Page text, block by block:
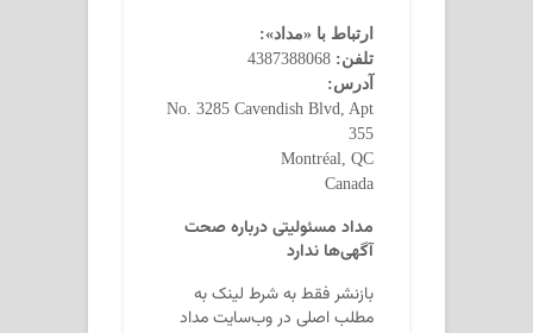
ارتباط با «مداد»:
تلفن:
آدرس:
No. 3285 Cavendish Blvd, Apt
355
Montréal, QC
Canada
مداد مسئولیتی درباره صحت
آگهی‌ها ندارد
بازنشر فقط به شرط لینک به
مطلب اصلی در وب‌سایت مداد